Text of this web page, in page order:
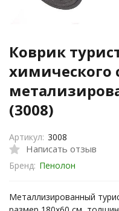
Коврик
химического
(3008)
Написать отзыв
Бренд: Пенолон
Артикул: 3008
Металлизированный